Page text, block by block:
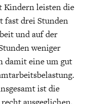
Kindern leisten die
drei Stunden
und auf der
weniger
damit eine um gut
ist die